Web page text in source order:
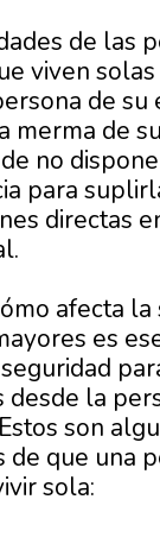
de las
viven
de su
merma de
no
para
directas
afecta
es
desde la
son
de que una
sola: